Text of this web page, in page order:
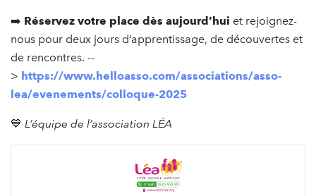
➡️ Réservez votre place dès aujourd’hui et rejoignez-
nous pour deux jours d’apprentissage, de découvertes et
de rencontres. --
> https://www.helloasso.com/associations/asso-
lea/evenements/colloque-2025
💙 L’équipe de l’association LÉA